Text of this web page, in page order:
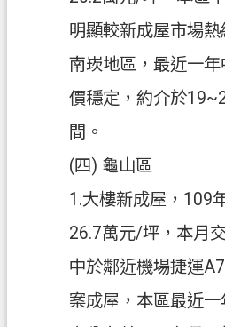
明顯較新成屋市場
南崁地區，最近一
價穩定，約介於
間。
(四) 龜山區
1.大樓新成屋，109
26.7萬元/坪，本月
中於鄰近機場捷運
案成屋，本區最近